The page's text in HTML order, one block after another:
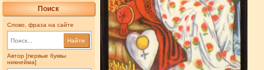
Поиск
Слово, фраза на сайте
Найти
Автор [первые буквы
никнейма]